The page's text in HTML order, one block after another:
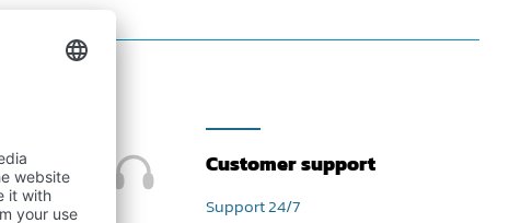
Customer support
Support 24/7